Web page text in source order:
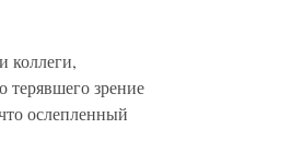
коллеги,
терявшего зрение
ослепленный